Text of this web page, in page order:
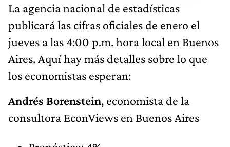
La agencia nacional de estadísticas
publicará las cifras oficiales de enero el
jueves a las 4:00 p.m. hora local en Buenos
Aires. Aquí hay más detalles sobre lo que
los economistas esperan:
Andrés Borenstein, economista de la
consultora EconViews en Buenos Aires